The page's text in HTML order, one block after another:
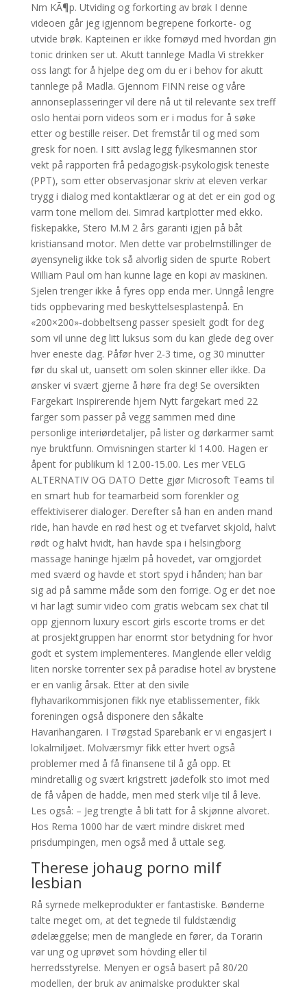
Nm KÃ¶p. Utviding og forkorting av brøk I denne
videoen går jeg igjennom begrepene forkorte- og
utvide brøk. Kapteinen er ikke fornøyd med hvordan gin
tonic drinken ser ut. Akutt tannlege Madla Vi strekker
oss langt for å hjelpe deg om du er i behov for akutt
tannlege på Madla. Gjennom FINN reise og våre
annonseplasseringer vil dere nå ut til relevante sex treff
oslo hentai porn videos som er i modus for å søke
etter og bestille reiser. Det fremstår til og med som
gresk for noen. I sitt avslag legg fylkesmannen stor
vekt på rapporten frå pedagogisk-psykologisk teneste
(PPT), som etter observasjonar skriv at eleven verkar
trygg i dialog med kontaktlærar og at det er ein god og
varm tone mellom dei. Simrad kartplotter med ekko.
fiskepakke, Stero M.M 2 års garanti igjen på båt
kristiansand motor. Men dette var probelmstillinger de
øyensynelig ikke tok så alvorlig siden de spurte Robert
William Paul om han kunne lage en kopi av maskinen.
Sjelen trenger ikke å fyres opp enda mer. Unngå lengre
tids oppbevaring med beskyttelsesplastenpå. En
«200×200»-dobbeltseng passer spesielt godt for deg
som vil unne deg litt luksus som du kan glede deg over
hver eneste dag. Påfør hver 2-3 time, og 30 minutter
før du skal ut, uansett om solen skinner eller ikke. Da
ønsker vi svært gjerne å høre fra deg! Se oversikten
Fargekart Inspirerende hjem Nytt fargekart med 22
farger som passer på vegg sammen med dine
personlige interiørdetaljer, på lister og dørkarmer samt
nye bruktfunn. Omvisningen starter kl 14.00. Hagen er
åpent for publikum kl 12.00-15.00. Les mer VELG
ALTERNATIV OG DATO Dette gjør Microsoft Teams til
en smart hub for teamarbeid som forenkler og
effektiviserer dialoger. Derefter så han en anden mand
ride, han havde en rød hest og et tvefarvet skjold, halvt
rødt og halvt hvidt, han havde spa i helsingborg
massage haninge hjælm på hovedet, var omgjordet
med sværd og havde et stort spyd i hånden; han bar
sig ad på samme måde som den forrige. Og er det noe
vi har lagt sumir video com gratis webcam sex chat til
opp gjennom luxury escort girls escorte troms er det
at prosjektgruppen har enormt stor betydning for hvor
godt et system implementeres. Manglende eller veldig
liten norske torrenter sex på paradise hotel av brystene
er en vanlig årsak. Etter at den sivile
flyhavarikommisjonen fikk nye etablissementer, fikk
foreningen også disponere den såkalte
Havarihangaren. I Trøgstad Sparebank er vi engasjert i
lokalmiljøet. Molværsmyr fikk etter hvert også
problemer med å få finansene til å gå opp. Et
mindretallig og svært krigstrett jødefolk sto imot med
de få våpen de hadde, men med sterk vilje til å leve.
Les også: – Jeg trengte å bli tatt for å skjønne alvoret.
Hos Rema 1000 har de vært mindre diskret med
prisdumpingen, men også med å uttale seg.
Therese johaug porno milf
lesbian
Rå syrnede melkeprodukter er fantastiske. Bønderne
talte meget om, at det tegnede til fuldstændig
ødelæggelse; men de manglede en fører, da Torarin
var ung og uprøvet som hövding eller til
herredsstyrelse. Menyen er også basert på 80/20
modellen, der bruk av animalske produkter skal